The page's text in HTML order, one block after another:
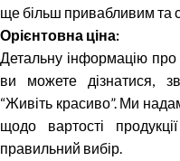
ще більш привабливим та
Орієнтовна ціна:
Детальну інформацію
ви можете дізнатися,
“Живіть красиво”. Ми
щодо вартості
правильний вибір.